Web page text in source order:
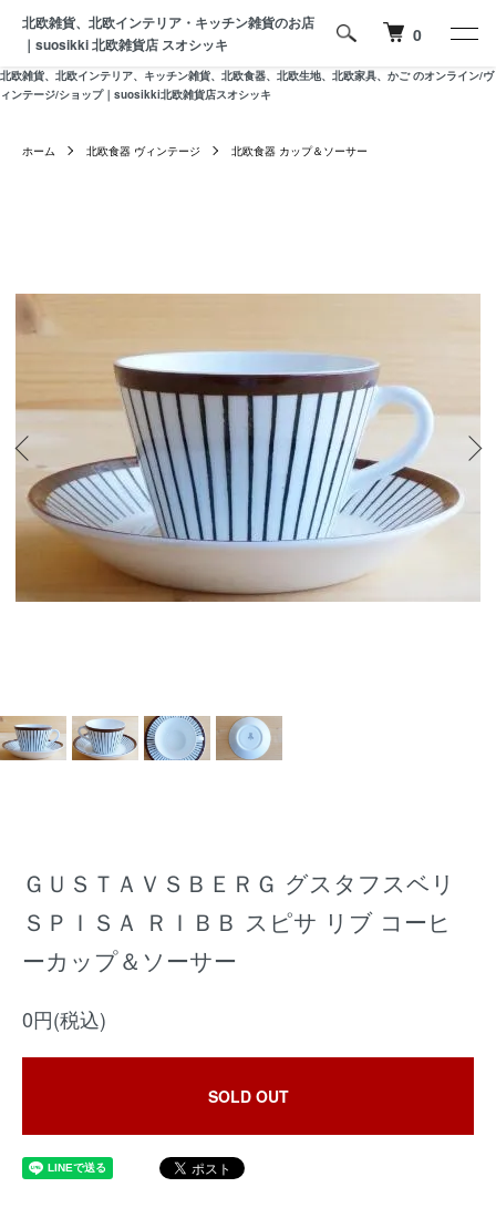
北欧雑貨、北欧インテリア、キッチン雑貨、北欧食器、北欧生地、北欧家具、かご のオンライン/ヴ
ィンテージ/ショップ｜suosikki北欧雑貨店スオシッキ
北欧雑貨、北欧インテリア・キッチン雑貨のお店
｜suosikki 北欧雑貨店 スオシッキ
0
ホーム 北欧食器 ヴィンテージ 北欧食器 カップ＆ソーサー
ＧＵＳＴＡＶＳＢＥＲＧ グスタフスベリ
ＳＰＩＳＡ ＲＩＢＢ スピサ リブ コーヒ
ーカップ＆ソーサー
0円(税込)
SOLD OUT